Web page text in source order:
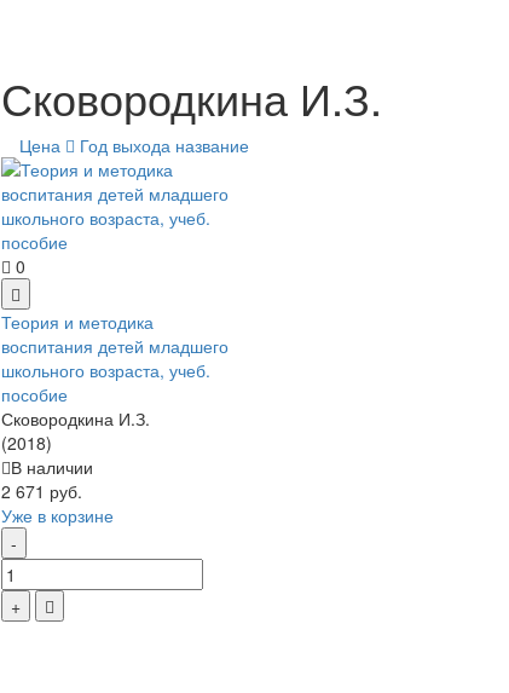
Сковородкина И.З.
Цена Год выхода название
0
Теория и методика
воспитания детей младшего
школьного возраста, учеб.
пособие
Сковородкина И.З.
(2018)
В наличии
2 671 руб.
Уже в корзине